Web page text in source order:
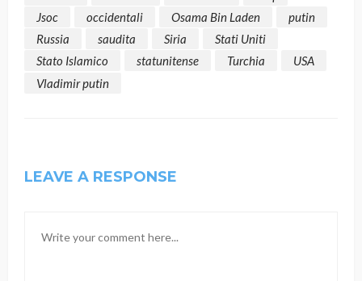
Jsoc
occidentali Osama Bin Laden
putin
Russia
saudita Siria
Stati Uniti
Stato Islamico
statunitense Turchia
USA
Vladimir putin
LEAVE A RESPONSE